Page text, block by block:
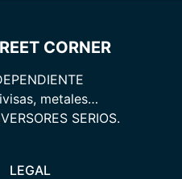
CORNER
metales…
SERIOS.
LEGAL